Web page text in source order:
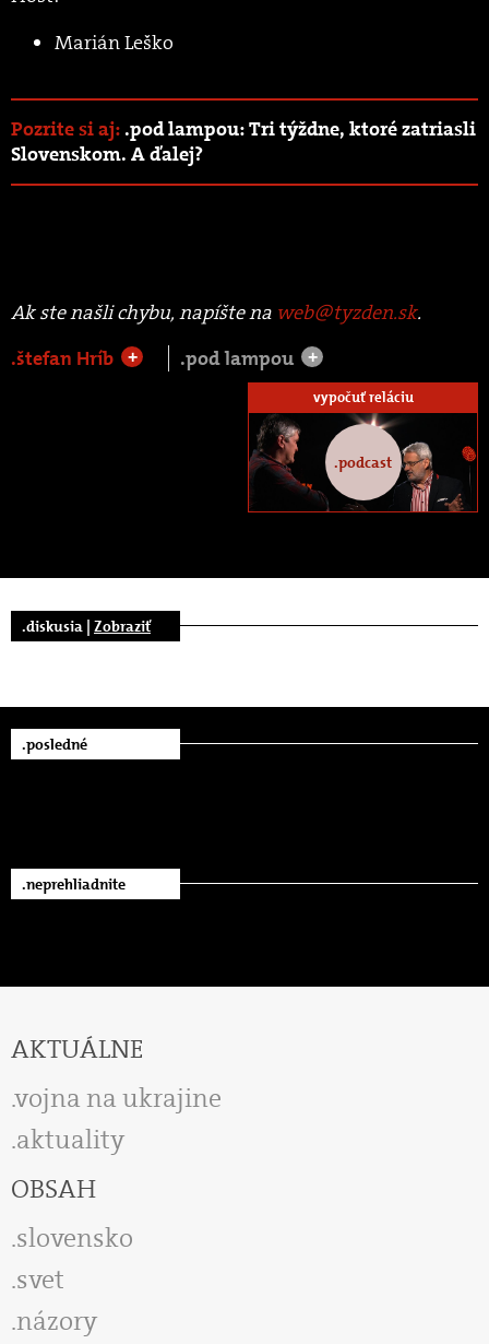
Marián Leško
Pozrite si aj:.pod lampou: Tri týždne, ktoré zatriasli
Slovenskom. A ďalej?
Ak ste našli chybu, napíšte na web@tyzden.sk.
.štefan Hríb
+ .pod lampou +
vypočuť reláciu
.podcast
.diskusia | Zobraziť
.posledné
.neprehliadnite
AKTUÁLNE
vojna na ukrajine
aktuality
OBSAH
slovensko
svet
názory